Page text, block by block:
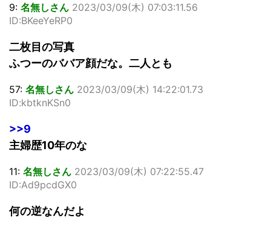
9: 名無しさん 2023/03/09(木) 07:03:11.56
ID:BKeeYeRP0
二枚目の写真
ふつーのババア顔だな。二人とも
57: 名無しさん 2023/03/09(木) 14:22:01.73
ID:kbtknKSn0
>>9
主婦歴10年のな
11: 名無しさん 2023/03/09(木) 07:22:55.47
ID:Ad9pcdGX0
何の逆なんだよ